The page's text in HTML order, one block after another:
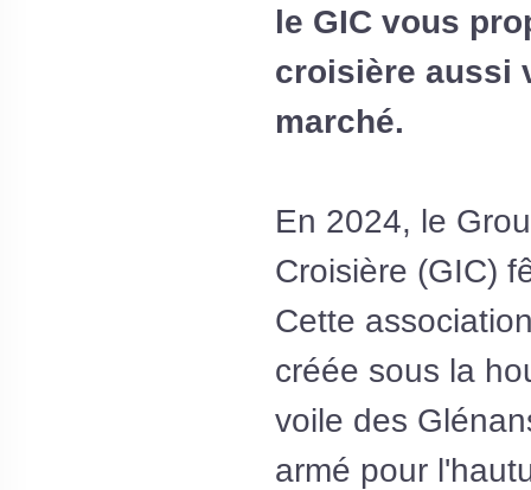
le GIC vous
croisière aussi
marché.
En 2024, le
Croisière (GIC)
Cette
créée sous la
voile des
armé pour